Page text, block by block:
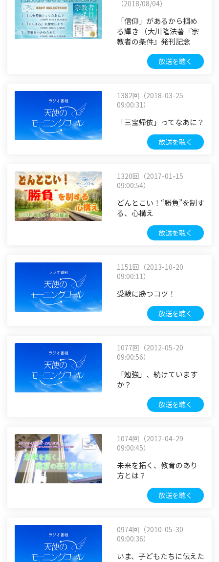
（2018/08/04）
「信仰」があるから掴め
る輝き （大川隆法著『宗
教者の条件』発刊記念
放送を聴く
1382回（2018-03-25
09:00:31）
「三宝帰依」ってなあに？
放送を聴く
1320回（2017-01-15
09:00:54）
どんとこい！“勝負”を制す
る、心構え
放送を聴く
1151回（2013-10-20
09:00:11）
受験に勝つコツ！
放送を聴く
1077回（2012-05-20
09:00:56）
「勉強」、続けています
か？
放送を聴く
1074回（2012-04-29
09:00:45）
未来を拓く、教育のあり
方とは？
放送を聴く
0974回（2010-05-30
09:00:36）
いま、子どもたちに伝えた